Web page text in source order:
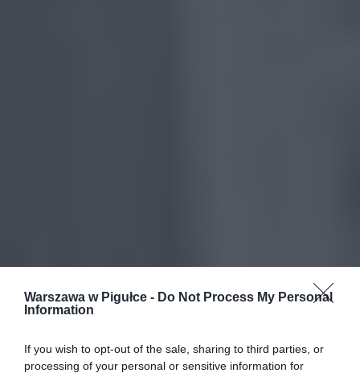
Warszawa w Pigułce - Do Not Process My Personal
Information
If you wish to opt-out of the sale, sharing to third parties, or
processing of your personal or sensitive information for